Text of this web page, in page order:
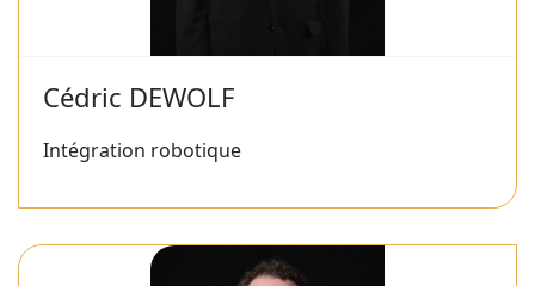
Cédric DEWOLF
Intégration robotique